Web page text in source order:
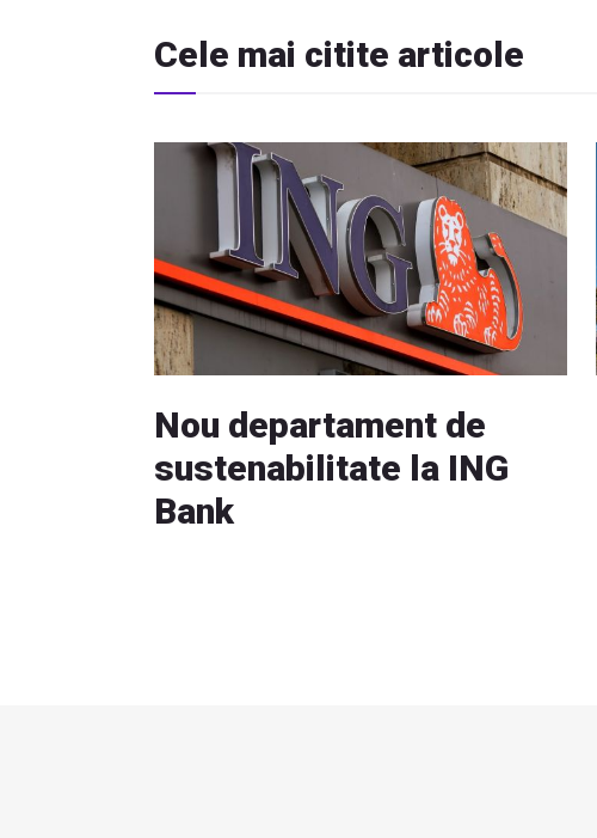
Cele mai citite articole
Nou departament de
sustenabilitate la ING
Bank